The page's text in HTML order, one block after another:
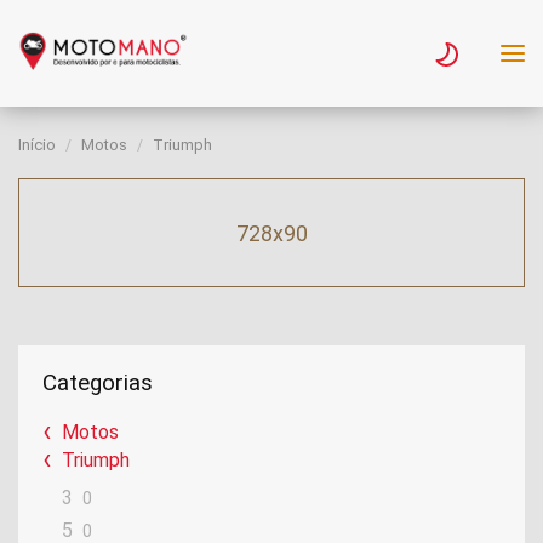
Início Motos Triumph
728x90
Categorias
Motos
Triumph
3
0
5 0